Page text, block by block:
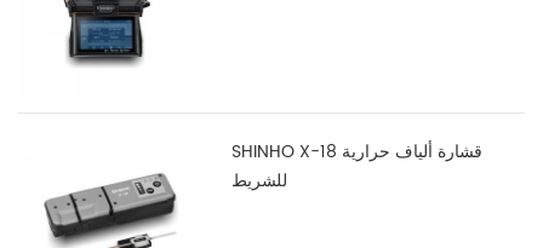
SHINHO X-18 قشارة ألياف حرارية
للشريط